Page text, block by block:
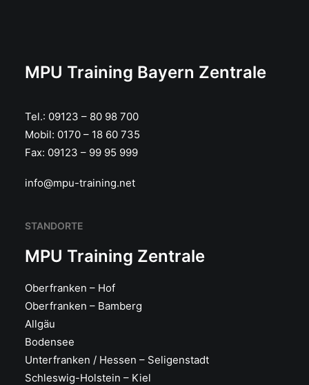
MPU Training Bayern Zentrale
Tel.: 09123 – 80 98 700
Mobil: 0170 – 18 60 735
Fax: 09123 – 99 95 999
info@mpu-training.net
STANDORTE
MPU Training Zentrale
Oberfranken – Hof
Oberfranken – Bamberg
Allgäu
Bodensee
Unterfranken / Hessen – Seligenstadt
Schleswig-Holstein – Kiel